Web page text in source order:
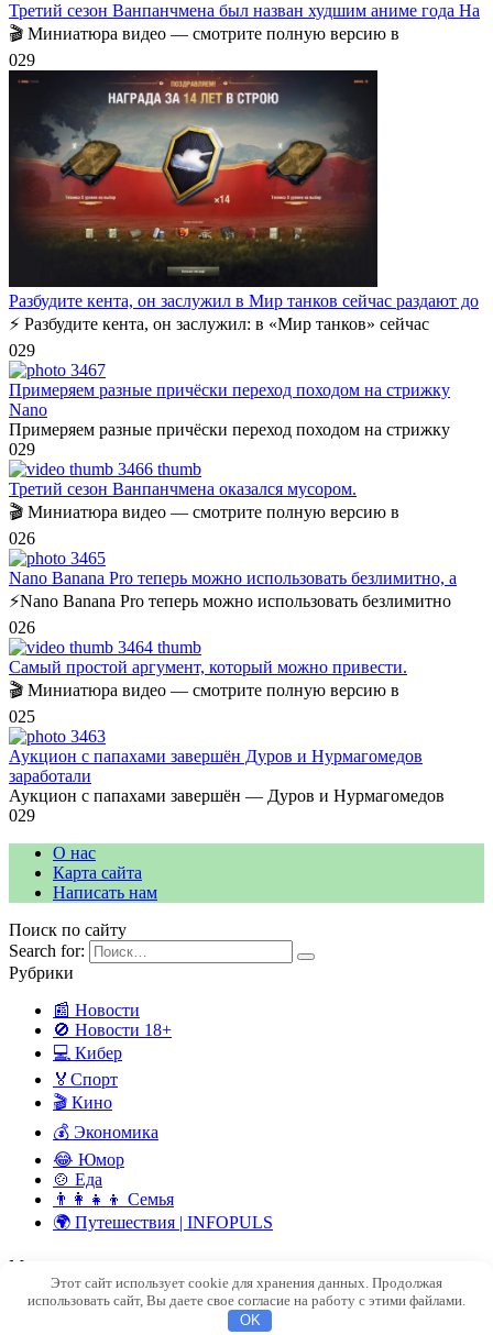
Третий сезон Ванпанчмена был назван худшим аниме года На
🎬 Миниатюра видео — смотрите полную версию в
029
Разбудите кента, он заслужил в Мир танков сейчас раздают до
⚡️ Разбудите кента, он заслужил: в «Мир танков» сейчас
029
Примеряем разные причёски переход походом на стрижку
Nano
Примеряем разные причёски переход походом на стрижку
029
Третий сезон Ванпанчмена оказался мусором.
🎬 Миниатюра видео — смотрите полную версию в
026
Nano Banana Pro теперь можно использовать безлимитно, а
⚡️Nano Banana Pro теперь можно использовать безлимитно
026
Самый простой аргумент, который можно привести.
🎬 Миниатюра видео — смотрите полную версию в
025
Аукцион с папахами завершён Дуров и Нурмагомедов
заработали
Аукцион с папахами завершён — Дуров и Нурмагомедов
029
О нас
Карта сайта
Написать нам
Поиск по сайту
Search for:
Рубрики
📰 Новости
🚫 Новости 18+
💻 Кибер
🏅Спорт
🎬 Кино
💰 Экономика
😂 Юмор
🍲 Еда
👨‍👩‍👧‍👦 Семья
🌍 Путешествия | INFOPULS
Мы в социальных сетях
© 2026 INFOPULSE — ПУЛЬС СОВРЕМЕННОГО МИРА
Этот сайт использует cookie для хранения данных. Продолжая
использовать сайт, Вы даете свое согласие на работу с этими файлами.
OK